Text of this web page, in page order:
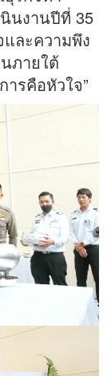
นงานปีที่ 35
ละความพึง
ภายใต้
รคือหัวใจ”